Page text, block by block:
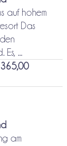
auf hohem
Das
...
365,00
am